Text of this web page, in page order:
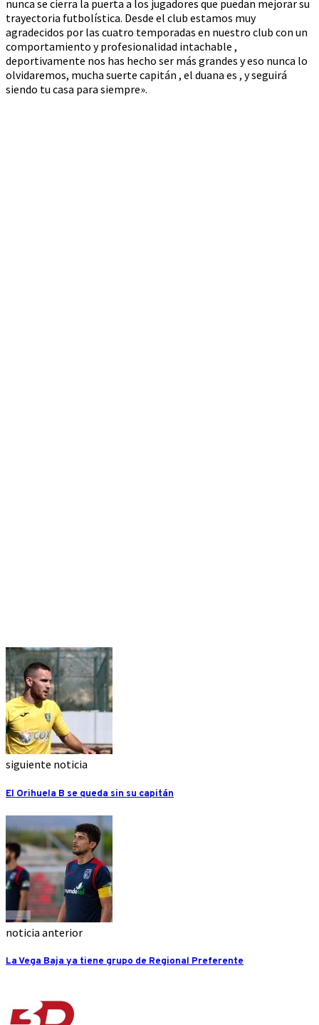
nunca se cierra la puerta a los jugadores que puedan mejorar su
trayectoria futbolística. Desde el club estamos muy
agradecidos por las cuatro temporadas en nuestro club con un
comportamiento y profesionalidad intachable ,
deportivamente nos has hecho ser más grandes y eso nunca lo
olvidaremos, mucha suerte capitán , el duana es , y seguirá
siendo tu casa para siempre».
siguiente noticia
El Orihuela B se queda sin su capitán
noticia anterior
La Vega Baja ya tiene grupo de Regional Preferente